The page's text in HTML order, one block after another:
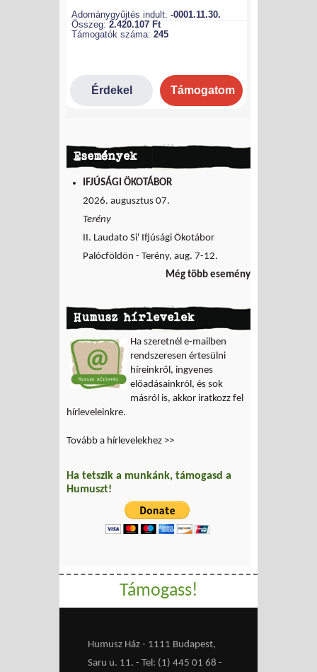
Események
IFJÚSÁGI ÖKOTÁBOR
2026. augusztus 07.
Terény
II. Laudato Si' Ifjúsági Ökotábor
Palócföldön - Terény, aug. 7-12.
Még több esemény
Humusz hírlevelek
Ha szeretnél e-mailben
rendszeresen értesülni
híreinkről, ingyenes
előadásainkról, és sok
másról is, akkor iratkozz fel
hírleveleinkre.
Tovább a hírlevelekhez >>
Ha tetszik a munkánk, támogasd a
Humuszt!
Támogass!
Humusz Ház - 1111 Budapest,
Saru u. 11. - Tel: (1) 445 01 68 -